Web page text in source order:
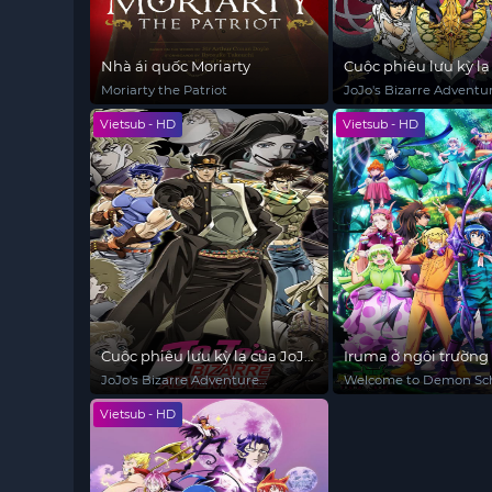
Nhà ái quốc Moriarty
Moriarty the Patriot
Cuộc phiêu lưu kỳ lạ
(Phần 5)
JoJo's Bizarre
(Season 5)
Vietsub - HD
Cuộc phiêu lưu kỳ lạ của JoJo
(Phần 3)
JoJo's Bizarre Adventure
(Season 3)
Vietsub - HD
Iruma ở ngôi trường
(Phần 3)
Welcome to Demon
Vietsub - HD